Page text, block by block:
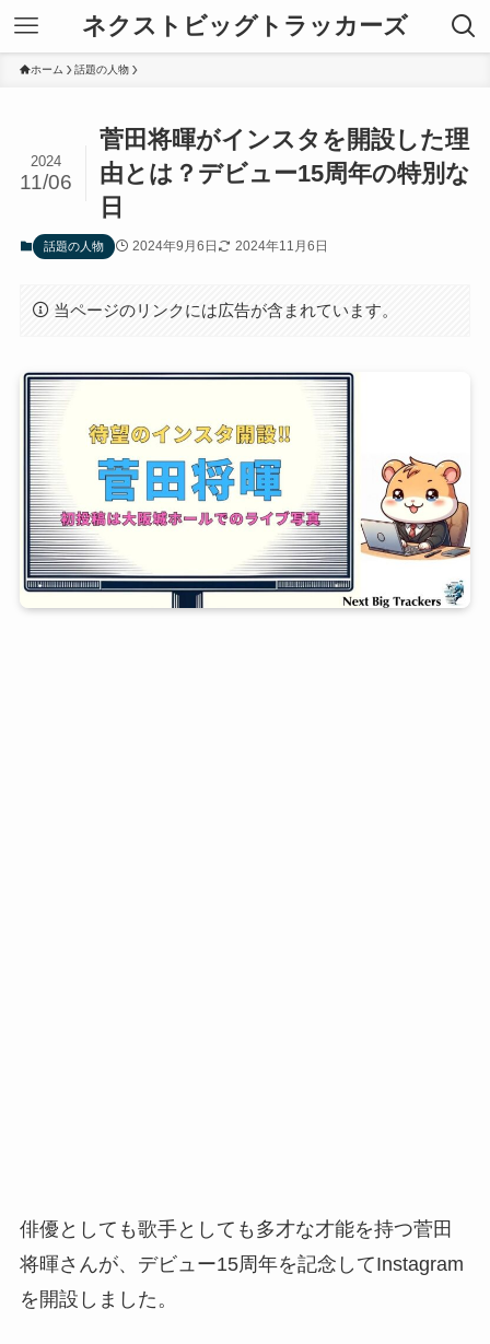
ネクストビッグトラッカーズ
ホーム 話題の人物
菅田将暉がインスタを開設した理
由とは？デビュー15周年の特別な
日
2024
11/06
話題の人物 2024年9月6日 2024年11月6日
当ページのリンクには広告が含まれています。
俳優としても歌手としても多才な才能を持つ菅田
将暉さんが、デビュー15周年を記念してInstagram
を開設しました。